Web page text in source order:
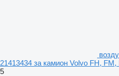
21413434 за камион Volvo FH,
5